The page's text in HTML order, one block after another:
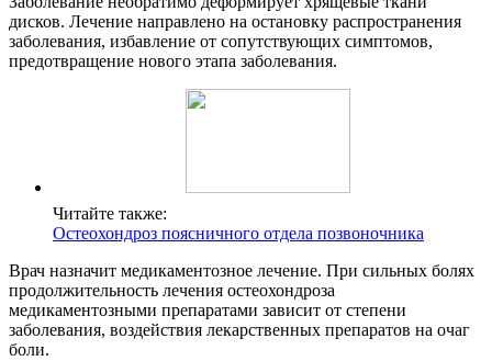
дисков. Лечение направлено на остановку распространения
заболевания, избавление от сопутствующих симптомов,
предотвращение нового этапа заболевания.
Читайте также:
Остеохондроз поясничного отдела позвоночника
Врач назначит медикаментозное лечение. При сильных болях
продолжительность лечения остеохондроза
медикаментозными препаратами зависит от степени
заболевания, воздействия лекарственных препаратов на очаг
боли.